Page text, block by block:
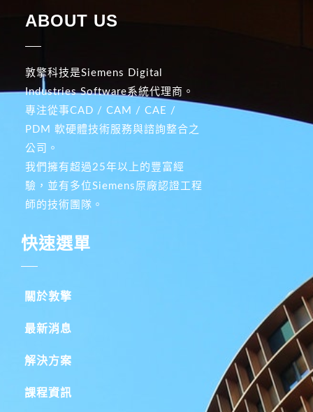
ABOUT US
敦擎科技是Siemens Digital
Industries Software系統代理商。
專注從事CAD / CAM / CAE /
PDM 軟硬體技術服務與諮詢整合之
公司。
我們擁有超過25年以上的豐富經
驗，並有多位Siemens原廠認證工程
師的技術團隊。
快速選單
關於敦擎
最新消息
解決方案
課程資訊